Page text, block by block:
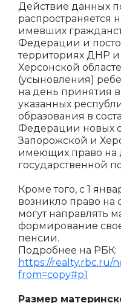
Действие данных
распространяется
имевших
Федерации и
территориях ДНР
Херсонской
(усыновления)
на день принятия
указанных
образования в
Федерации новых
Запорожской и
имеющих право на
государственной
Кроме того, с 1
возникло право на
могут направлять
формирование
пенсии.
Подробнее на РБК:
https://realty.rbc.ru/
from=copy#p1
Размер